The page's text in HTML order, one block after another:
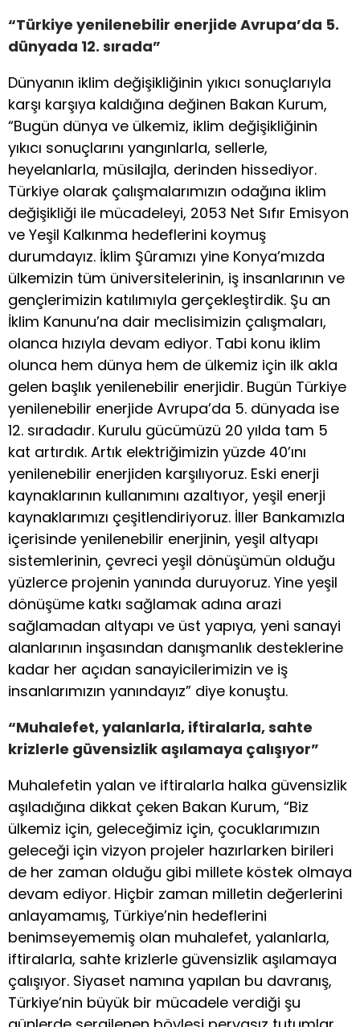
“Türkiye yenilenebilir enerjide Avrupa’da 5.
dünyada 12. sırada”
Dünyanın iklim değişikliğinin yıkıcı sonuçlarıyla
karşı karşıya kaldığına değinen Bakan Kurum,
“Bugün dünya ve ülkemiz, iklim değişikliğinin
yıkıcı sonuçlarını yangınlarla, sellerle,
heyelanlarla, müsilajla, derinden hissediyor.
Türkiye olarak çalışmalarımızın odağına iklim
değişikliği ile mücadeleyi, 2053 Net Sıfır Emisyon
ve Yeşil Kalkınma hedeflerini koymuş
durumdayız. İklim Şûramızı yine Konya’mızda
ülkemizin tüm üniversitelerinin, iş insanlarının ve
gençlerimizin katılımıyla gerçekleştirdik. Şu an
İklim Kanunu’na dair meclisimizin çalışmaları,
olanca hızıyla devam ediyor. Tabi konu iklim
olunca hem dünya hem de ülkemiz için ilk akla
gelen başlık yenilenebilir enerjidir. Bugün Türkiye
yenilenebilir enerjide Avrupa’da 5. dünyada ise
12. sıradadır. Kurulu gücümüzü 20 yılda tam 5
kat artırdık. Artık elektriğimizin yüzde 40’ını
yenilenebilir enerjiden karşılıyoruz. Eski enerji
kaynaklarının kullanımını azaltıyor, yeşil enerji
kaynaklarımızı çeşitlendiriyoruz. İller Bankamızla
içerisinde yenilenebilir enerjinin, yeşil altyapı
sistemlerinin, çevreci yeşil dönüşümün olduğu
yüzlerce projenin yanında duruyoruz. Yine yeşil
dönüşüme katkı sağlamak adına arazi
sağlamadan altyapı ve üst yapıya, yeni sanayi
alanlarının inşasından danışmanlık desteklerine
kadar her açıdan sanayicilerimizin ve iş
insanlarımızın yanındayız” diye konuştu.
“Muhalefet, yalanlarla, iftiralarla, sahte
krizlerle güvensizlik aşılamaya çalışıyor”
Muhalefetin yalan ve iftiralarla halka güvensizlik
aşıladığına dikkat çeken Bakan Kurum, “Biz
ülkemiz için, geleceğimiz için, çocuklarımızın
geleceği için vizyon projeler hazırlarken birileri
de her zaman olduğu gibi millete köstek olmaya
devam ediyor. Hiçbir zaman milletin değerlerini
anlayamamış, Türkiye’nin hedeflerini
benimseyememiş olan muhalefet, yalanlarla,
iftiralarla, sahte krizlerle güvensizlik aşılamaya
çalışıyor. Siyaset namına yapılan bu davranış,
Türkiye’nin büyük bir mücadele verdiği şu